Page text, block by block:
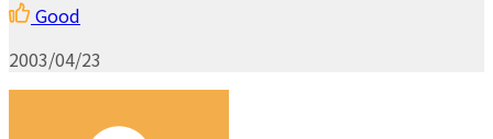
Good
2003/04/23